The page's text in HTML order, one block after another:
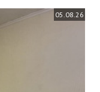
05.08.26